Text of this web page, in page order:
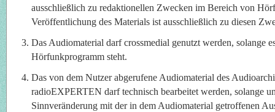
ausschließlich zu redaktionellen Zwecken im Bereich von
Veröffentlichung des Materials ist ausschließlich zu diesen
Das Audiomaterial darf crossmedial genutzt werden, solange
Hörfunkprogramm steht.
Das von dem Nutzer abgerufene Audiomaterial des
radioEXPERTEN darf technisch bearbeitet werden, solange
Sinnveränderung mit der in dem Audiomaterial getroffenen